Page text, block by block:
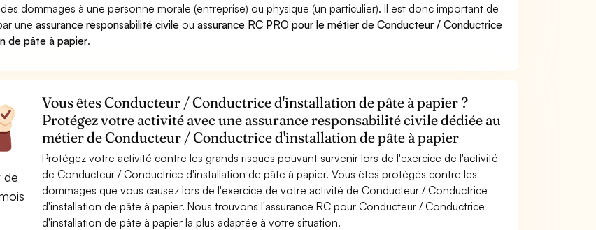
dommages à une personne morale (entreprise) ou physique (un particulier). Il est donc important de
uneassurance responsabilité civile ouassurance RC PRO pour le métier de Conducteur / Conductrice
de pâte à papier.
de
Vous êtes Conducteur / Conductrice d'installation de pâte à papier ?
Protégez votre activité avec une assurance responsabilité civile dédiée au
métier de Conducteur / Conductrice d'installation de pâte à papier
Protégez votre activité contre les grands risques pouvant survenir lors de l'exercice de l'activité
de Conducteur / Conductrice d'installation de pâte à papier. Vous êtes protégés contre les
dommages que vous causez lors de l'exercice de votre activité de Conducteur / Conductrice
d'installation de pâte à papier. Nous trouvons l'assurance RC pour Conducteur / Conductrice
d'installation de pâte à papier la plus adaptée à votre situation.